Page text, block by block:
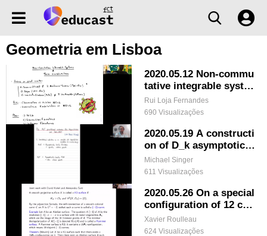
Geometria em Lisboa
2020.05.12 Non-commu
tative integrable syste
ms and their singulariti
es
Rui Loja Fernandes
690 Visualizações
2020.05.19 A constructi
on of D_k asymptoticall
y locally flat gravitation
al instantons from Atiy
T geometries
Michael Singer
611 Visualizações
2020.05.26 On a special
configuration of 12 con
ics and a related K3 sur
face
Xavier Roulleau
624 Visualizações